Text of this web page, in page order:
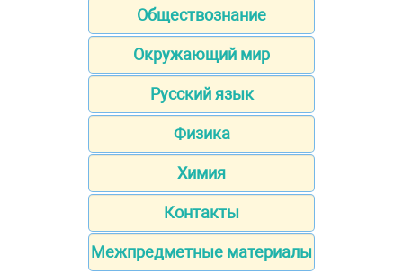
Обществознание
Окружающий мир
Русский язык
Физика
Химия
Контакты
Межпредметные материалы